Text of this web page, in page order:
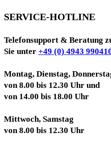
SERVICE-HOTLINE
Telefonsupport & Beratung
Sie unter +49 (0) 4943
Montag, Dienstag,
von 8.00 bis 12.30 Uhr und
von 14.00 bis 18.00 Uhr
Mittwoch, Samstag
von 8.00 bis 12.30 Uhr